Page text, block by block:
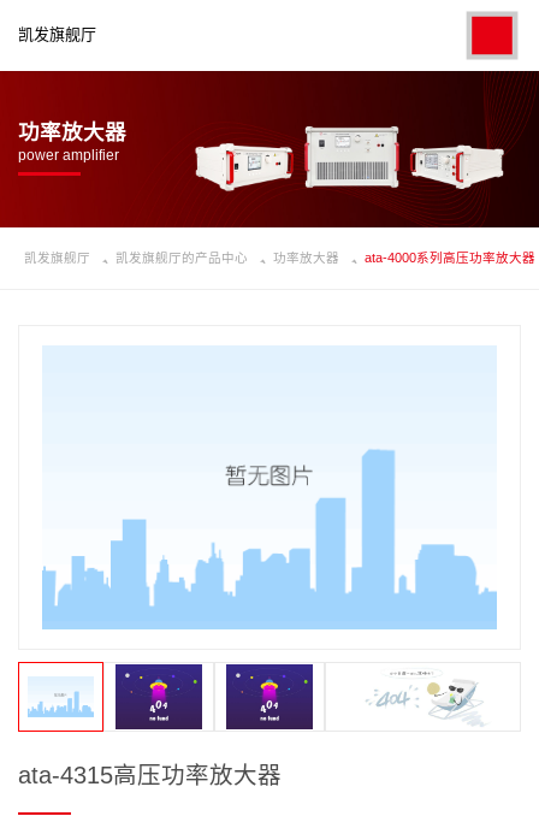
凯发旗舰厅
功率放大器
power amplifier
凯发旗舰厅 凯发旗舰厅的产品中心 功率放大器 ata-4000系列高压功率放大器
ata-4315高压功率放大器